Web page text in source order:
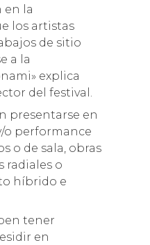
en la
los artistas
de sitio
a la
explica
del festival.
presentarse en
o performance
o de sala, obras
radiales o
híbrido e
tener
en